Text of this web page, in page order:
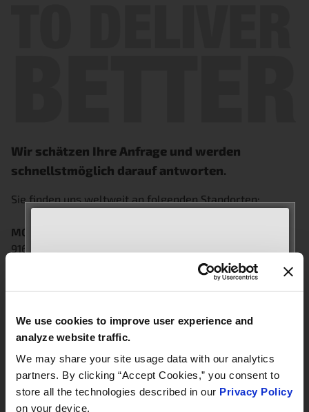
We use cookies to improve user experience and
analyze website traffic.
We may share your site usage data with our analytics
partners. By clicking “Accept Cookies,” you consent to
store all the technologies described in our Privacy Policy
on your device.
Wir schätzen Ihre Anfrage und werden
schnellstmöglich darauf antworten.
Sie finden uns weltweit an folgenden Standorten:
MOTORAD USA
916 Empire Street
MOTORAD USA– Georgia
Roswell, GA 30076
+1-678-691-2023
MEET WITH US AT
September 8–12, 2026
Book your meeting NOW